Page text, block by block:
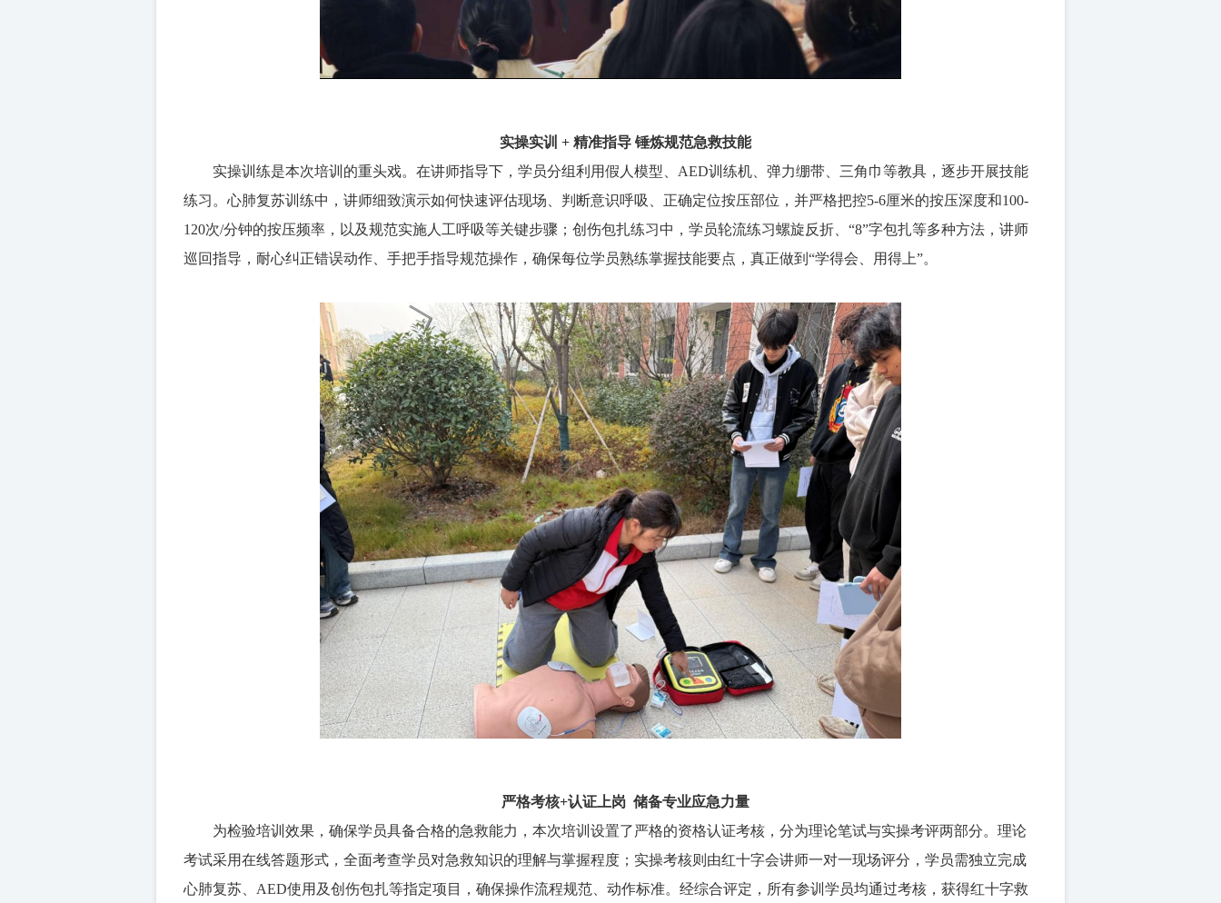
实操实训 + 精准指导 锤炼规范急救技能
实操训练是本次培训的重头戏。在讲师指导下，学员分组利用假人模型、 AED训练机、弹力绷带、三角巾等教具，逐步开展技能
练习。心肺复苏训练中，讲师细致演示如何快速评估现场、判断意识呼吸、正确定位按压部位，并严格把控5-6厘米的按压深度和100-
120次/分钟的按压频率，以及规范实施人工呼吸等关键步骤；创伤包扎练习中，学员轮流练习螺旋反折、“8”字包扎等多种方法，讲师
巡回指导，耐心纠正错误动作、手把手指导规范操作，确保每位学员熟练掌握技能要点 ，真正做到 “学得会、用得上”。
严格考核+认证上岗 储备专业应急力量
为检验培训效果，确保学员具备合格的急救能力，本次培训设置了严格的资格认证考核，分为理论笔试与实操考评两部分。理论
考试采用在线答题形式，全面考查学员对急救知识的理解与掌握程度；实操考核则由红十字会讲师一对一现场评分，学员需独立完成
心肺复苏、 AED使用及创伤包扎等指定项目 ，确保操作流程规范、动作标准。 经综合评定，所有参训学员均通过考核， 获得红十字救